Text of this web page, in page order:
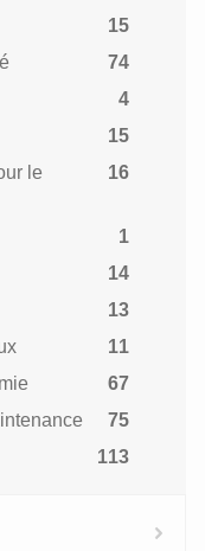
15
74
4
15
16
1
14
13
11
67
75
113